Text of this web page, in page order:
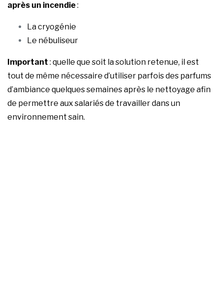
après un incendie:
La cryogénie
Le nébuliseur
Important : quelle que soit la solution retenue, il est
tout de même nécessaire d’utiliser parfois des parfums
d’ambiance quelques semaines après le nettoyage afin
de permettre aux salariés de travailler dans un
environnement sain.